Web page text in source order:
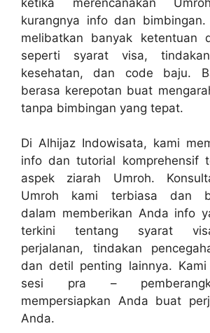
kurangnya info dan
melibatkan banyak ketentuan
seperti syarat visa,
kesehatan, dan code baju.
berasa kerepotan buat
tanpa bimbingan yang tepat.
Di Alhijaz Indowisata, kami
info dan tutorial komprehensif
aspek ziarah Umroh.
Umroh kami terbiasa dan
dalam memberikan Anda info
terkini tentang syarat
perjalanan, tindakan
dan detil penting lainnya.
sesi pra –
mempersiapkan Anda buat
Anda.